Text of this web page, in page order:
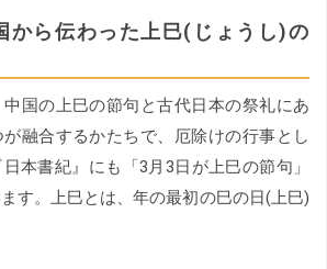
から伝わった上巳(じょうし)の
国の上巳の節句と古代日本の祭礼にあ
融合するかたちで、厄除けの行事とし
本書紀』にも「3月3日が上巳の節句」
す。上巳とは、年の最初の巳の日(上巳)